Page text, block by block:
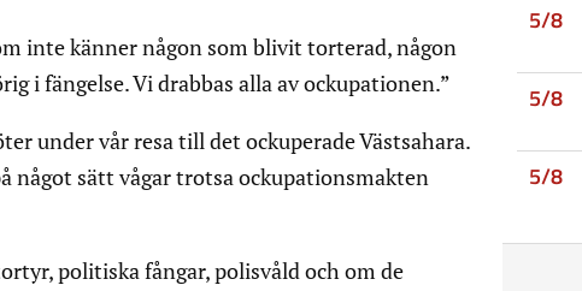
inte känner någon som blivit torterad, någon
i fängelse. Vi drabbas alla av ockupationen.”
under vår resa till det ockuperade Västsahara.
något sätt vågar trotsa ockupationsmakten
politiska fångar, polisvåld och om de
5/8
5/8
5/8